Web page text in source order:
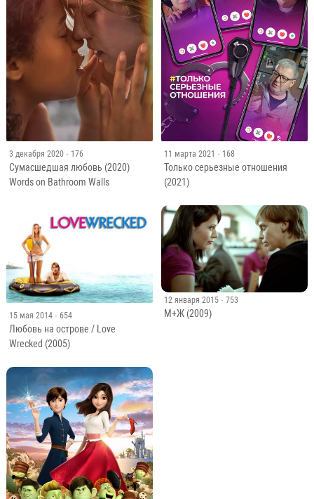
3 декабря 2020 · 176
Сумасшедшая любовь (2020)
Words on Bathroom Walls
11 марта 2021 · 168
Только серьезные отношения
(2021)
15 мая 2014 · 654
Любовь на острове / Love
Wrecked (2005)
12 января 2015 · 753
М+Ж (2009)